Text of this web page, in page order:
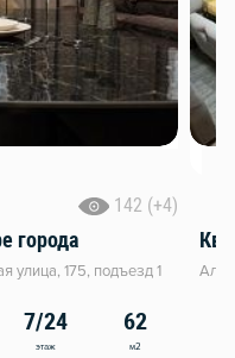
142 (+4)
города
улица, 175, подъезд 1
7/24
этаж
62
м2